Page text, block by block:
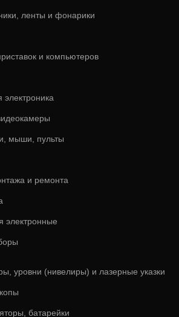
ленты и фонарики
и компьютеров
мыши, пульты
и ремонта
электронные
уровни (нивелиры) и лазерные указки
батарейки